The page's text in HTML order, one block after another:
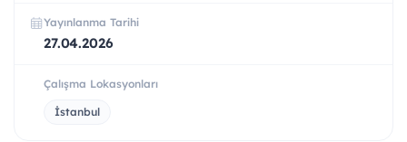
Yayınlanma Tarihi
27.04.2026
Çalışma Lokasyonları
İstanbul